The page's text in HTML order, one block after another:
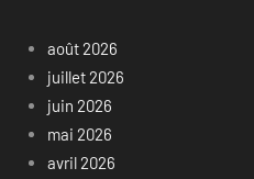
août 2026
juillet 2026
juin 2026
mai 2026
avril 2026